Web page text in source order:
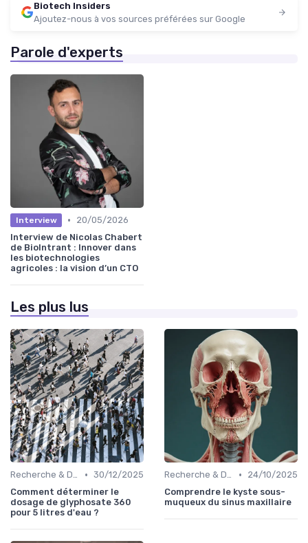
Biotech Insiders
Ajoutez-nous à vos sources préférées sur Google
Parole d'experts
Interview •
20/05/2026
Interview de Nicolas Chabert
de BioIntrant : Innover dans
les biotechnologies
agricoles : la vision d’un CTO
Les plus lus
Recherche & Développement • 30/12/2025
Comment déterminer le
dosage de glyphosate 360
pour 5 litres d'eau ?
Recherche & Développement •
24/10/2025
Comprendre le kyste sous-
muqueux du sinus maxillaire